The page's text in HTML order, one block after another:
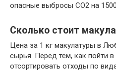
опасные выбросы CO2 на 1500
Сколько стоит
Цена за 1 кг макулатуры в
сырья. Перед тем, как пойти
отсортировать отходы по